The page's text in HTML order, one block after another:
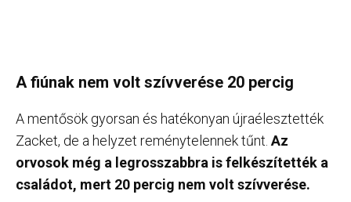
A fiúnak nem volt szívverése 20 percig
A mentősök gyorsan és hatékonyan újraélesztették
Zacket, de a helyzet reménytelennek tűnt. Az
orvosok még a legrosszabbra is felkészítették a
családot, mert 20 percig nem volt szívverése.